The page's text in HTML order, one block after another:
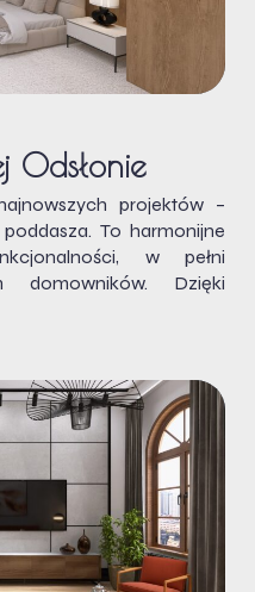
Odsłonie
projektów –
To harmonijne
w pełni
domowników. Dzięki